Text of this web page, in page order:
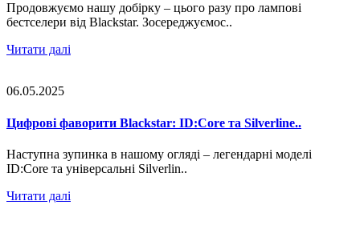
Продовжуємо нашу добірку – цього разу про лампові
бестселери від Blackstar. Зосереджуємос..
Читати далі
06.05.2025
Цифрові фаворити Blackstar: ID:Core та Silverline..
Наступна зупинка в нашому огляді – легендарні моделі
ID:Core та універсальні Silverlin..
Читати далі